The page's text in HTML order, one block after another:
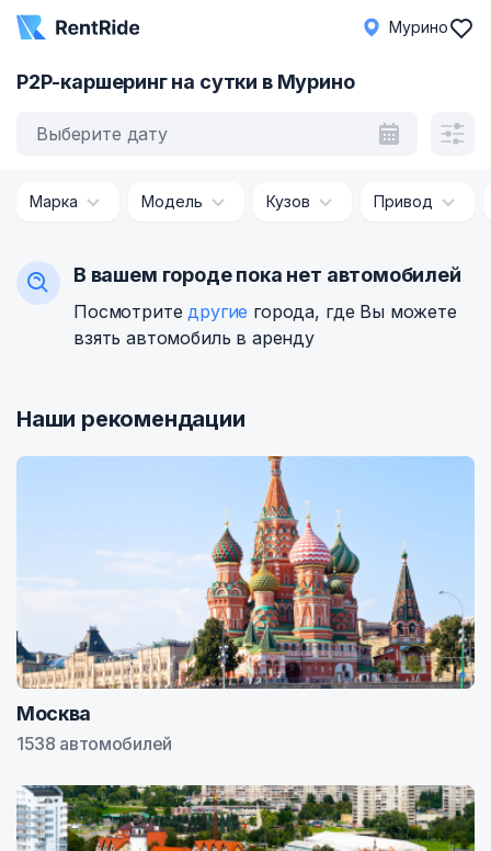
Мурино
P2P-каршеринг на сутки в Мурино
Выберите дату
Марка Модель Кузов Привод
В вашем городе пока нет автомобилей
Посмотритедругие города, где Вы можете
взять автомобиль в аренду
Наши рекомендации
Москва
1538 автомобилей